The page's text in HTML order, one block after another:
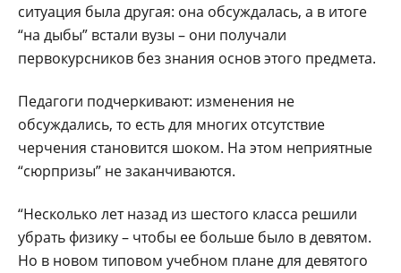
ситуация была другая: она обсуждалась, а в итоге
“на дыбы” встали вузы – они получали
первокурсников без знания основ этого предмета.
Педагоги подчеркивают: изменения не
обсуждались, то есть для многих отсутствие
черчения становится шоком. На этом неприятные
“сюрпризы” не заканчиваются.
“Несколько лет назад из шестого класса решили
убрать физику – чтобы ее больше было в девятом.
Но в новом типовом учебном плане для девятого